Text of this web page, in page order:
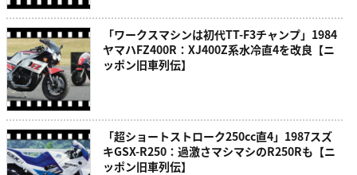
「ワークスマシンは初代TT-F3チャンプ」1984
ヤマハFZ400R：XJ400Z系水冷直4を改良【ニ
ッポン旧車列伝】
「超ショートストローク250cc直4」1987スズ
キGSX-R250：過激さマシマシのR250Rも【ニ
ッポン旧車列伝】